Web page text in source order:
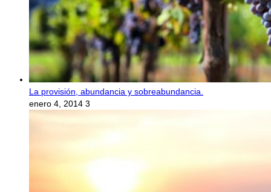
La provisión, abundancia y sobreabundancia.
enero 4, 2014 3